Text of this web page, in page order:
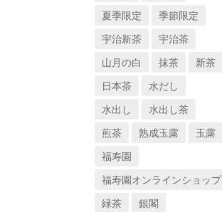
夏季限定
季節限定
宇治新茶
宇治茶
山月の白
抹茶
新茶
日本茶
水だし
水出し
水出し茶
煎茶
熟成玉露
玉露
福寿園
福寿園オンラインショップ
緑茶
銀閣